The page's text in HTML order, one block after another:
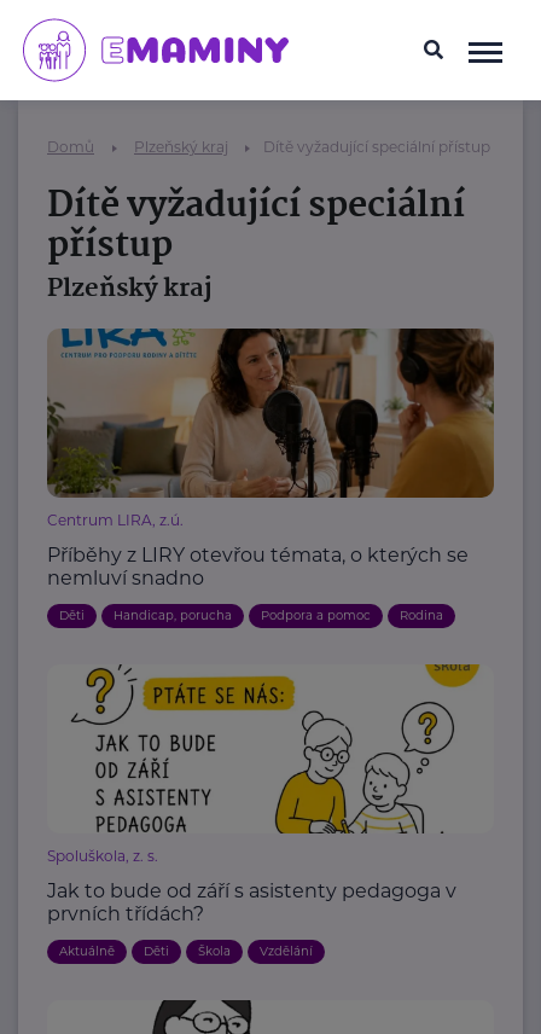
Domů Plzeňský kraj Dítě vyžadující speciální přístup
Dítě vyžadující speciální
přístup
Plzeňský kraj
Centrum LIRA, z.ú.
Příběhy z LIRY otevřou témata, o kterých se
nemluví snadno
Děti Handicap, porucha Podpora a pomoc Rodina
Spoluškola, z. s.
Jak to bude od září s asistenty pedagoga v
prvních třídách?
Aktuálně Děti Škola Vzdělání